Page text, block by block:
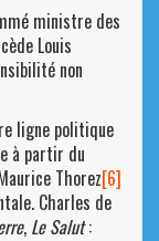
ministre des
Louis
non
ligne politique
à partir du
Thorez[6]
Charles de
, Le Salut: